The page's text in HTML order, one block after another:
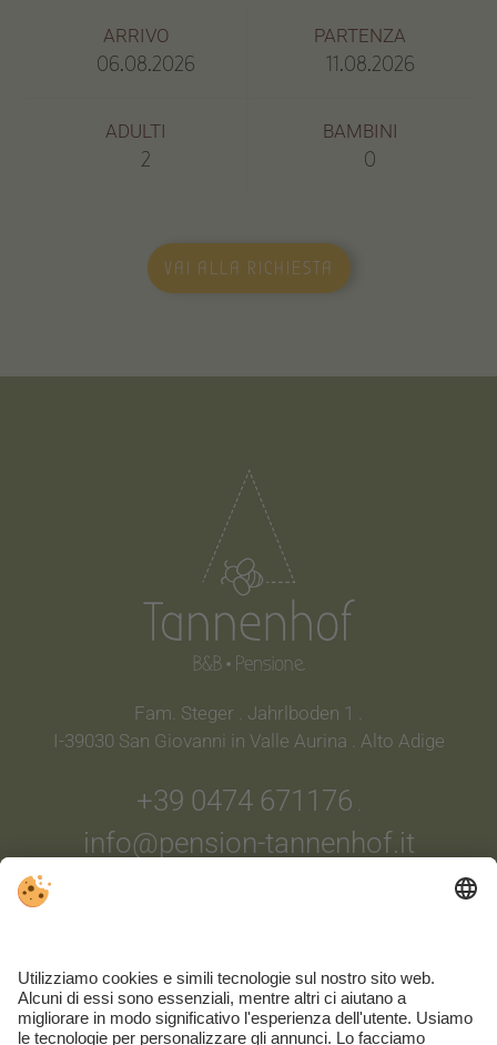
ARRIVO PARTENZA
ADULTI BAMBINI
VAI ALLA RICHIESTA
Fam. Steger . Jahrlboden 1 .
I-39030 San Giovanni in Valle Aurina . Alto Adige
+39 0474 671176 .
info@pension-tannenhof.it
ARRIVO